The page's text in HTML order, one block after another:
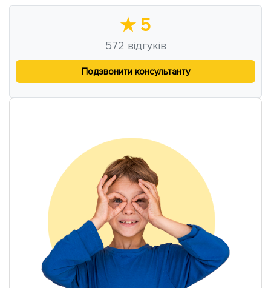
★ 5
572 відгуків
Подзвонити консультанту